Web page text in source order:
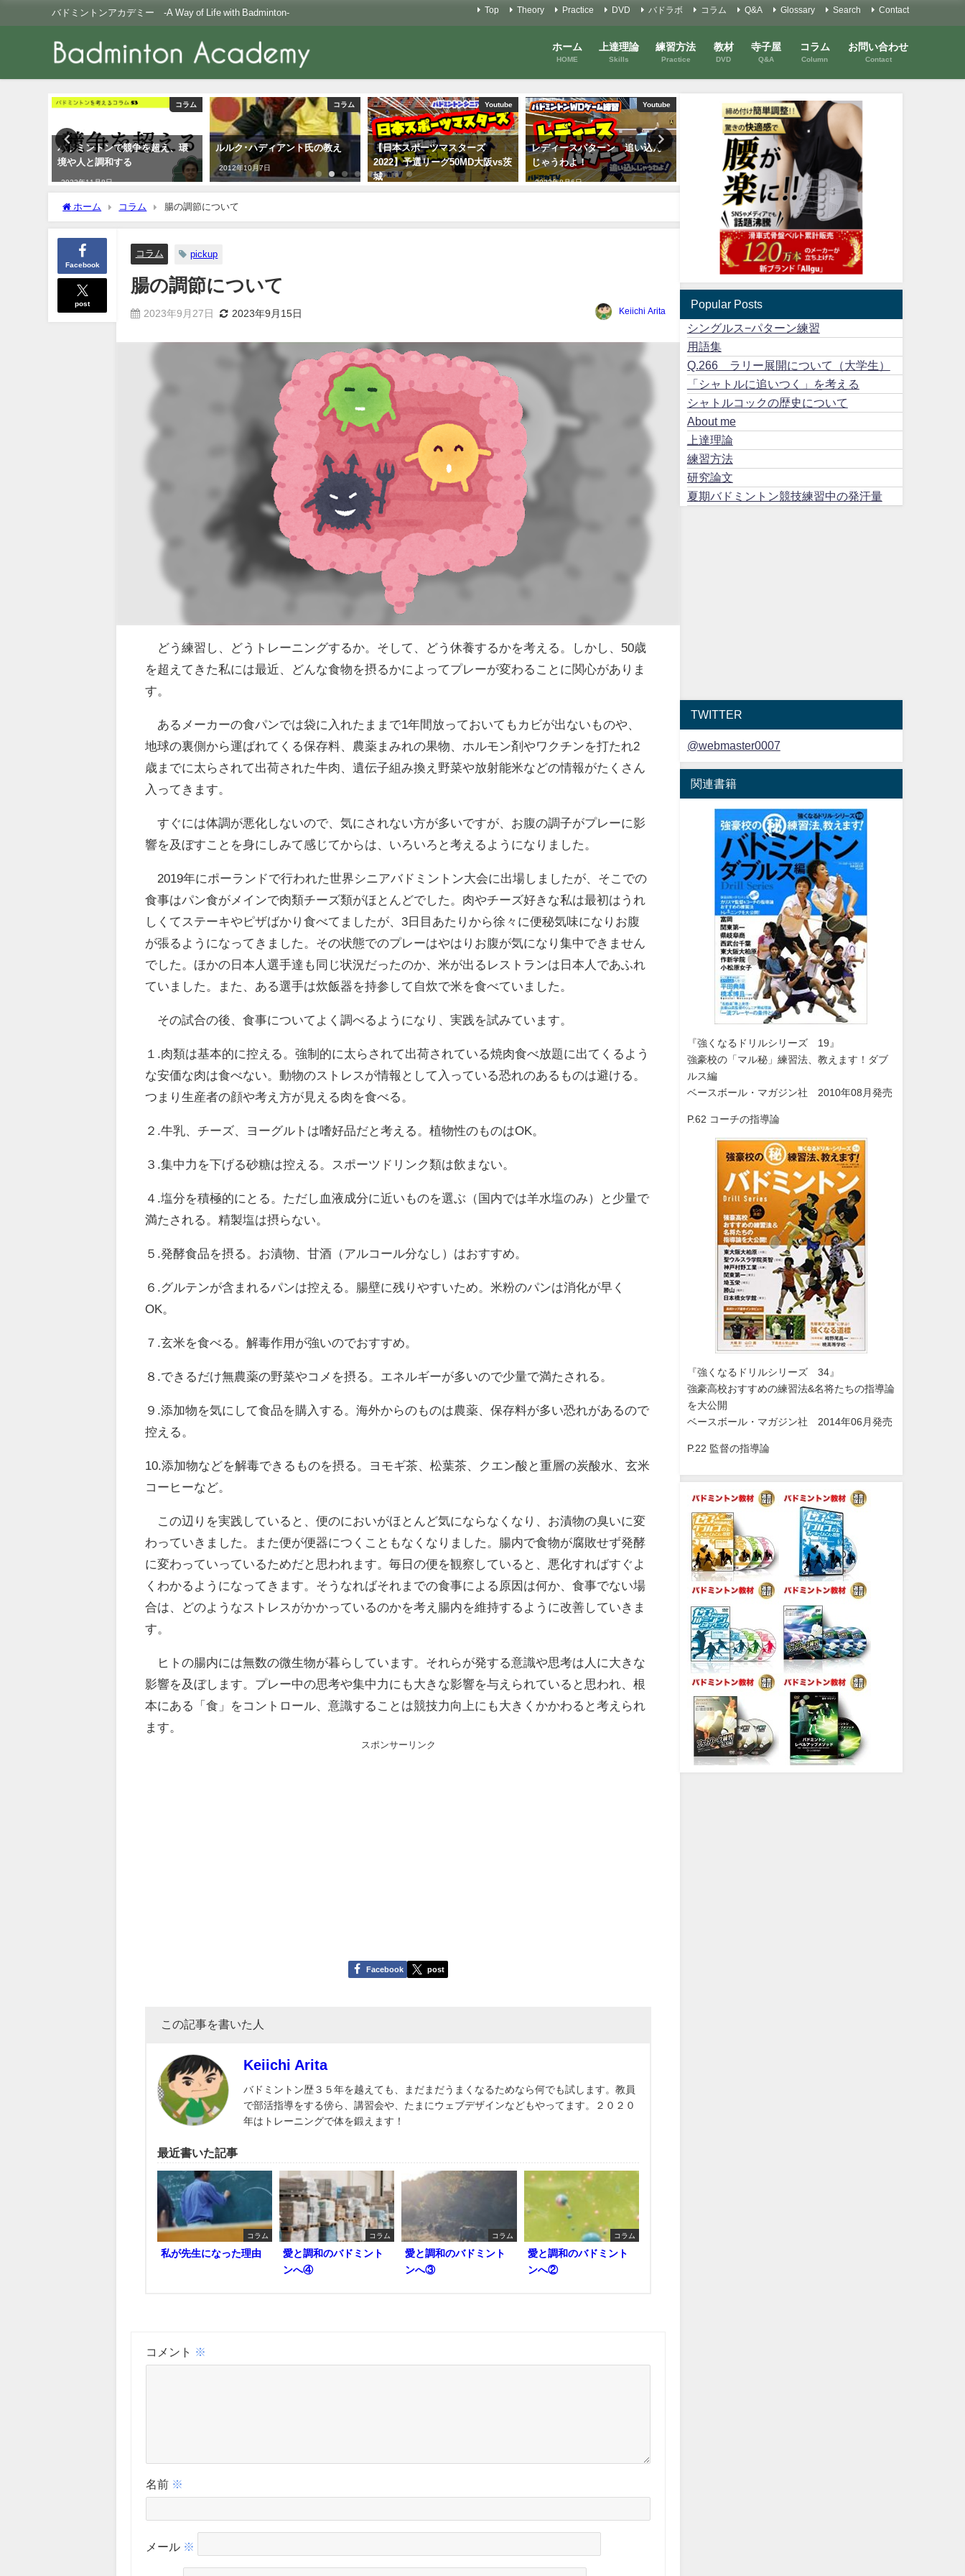
バドミントンアカデミー -A Way of Life with Badminton- Top Theory Practice DVD バドラボ コラム Q&A Glossary Search Contact
ホーム
HOME
上達理論
Skills
練習方法
Practice
教材
DVD
寺子屋
Q&A
コラム
Column
お問い合わせ
Contact
コラム
バドミントンで競争を超え、環
境や人と調和する
2022年11月8日
コラム
ルルク･ハディアント氏の教え
2012年10月7日
Youtube
【日本スポーツマスターズ
2022】予選リーグ50MD大阪vs茨
城
Youtube
レディースパターン 追い込ん
じゃうわよ！
2022年8月6日
Youtube
初心者講習会#6 アンダーハンド
を極めよう！
2021年12月20日
初心者講習会#1 スイングの
本！
2021年8月10日
ホーム コラム 腸の調節について
Facebook
post
コラム pickup
腸の調節について
2023年9月27日 2023年9月15日 Keiichi Arita
どう練習し、どうトレーニングするか。そして、どう休養するかを考える。しかし、50歳
を超えてきた私には最近、どんな食物を摂るかによってプレーが変わることに関心がありま
す。
あるメーカーの食パンでは袋に入れたままで1年間放っておいてもカビが出ないものや、
地球の裏側から運ばれてくる保存料、農薬まみれの果物、ホルモン剤やワクチンを打たれ2
歳までに太らされて出荷された牛肉、遺伝子組み換え野菜や放射能米などの情報がたくさん
入ってきます。
すぐには体調が悪化しないので、気にされない方が多いですが、お腹の調子がプレーに影
響を及ぼすことを身にしみて感じてからは、いろいろと考えるようになりました。
2019年にポーランドで行われた世界シニアバドミントン大会に出場しましたが、そこでの
食事はパン食がメインで肉類チーズ類がほとんどでした。肉やチーズ好きな私は最初はうれ
しくてステーキやピザばかり食べてましたが、3日目あたりから徐々に便秘気味になりお腹
が張るようになってきました。その状態でのプレーはやはりお腹が気になり集中できません
でした。ほかの日本人選手達も同じ状況だったのか、米が出るレストランは日本人であふれ
ていました。また、ある選手は炊飯器を持参して自炊で米を食べていました。
その試合の後、食事についてよく調べるようになり、実践を試みています。
１.肉類は基本的に控える。強制的に太らされて出荷されている焼肉食べ放題に出てくるよう
な安価な肉は食べない。動物のストレスが情報として入っている恐れのあるものは避ける。
つまり生産者の顔や考え方が見える肉を食べる。
２.牛乳、チーズ、ヨーグルトは嗜好品だと考える。植物性のものはOK。
３.集中力を下げる砂糖は控える。スポーツドリンク類は飲まない。
４.塩分を積極的にとる。ただし血液成分に近いものを選ぶ（国内では羊水塩のみ）と少量で
満たされる。精製塩は摂らない。
５.発酵食品を摂る。お漬物、甘酒（アルコール分なし）はおすすめ。
６.グルテンが含まれるパンは控える。腸壁に残りやすいため。米粉のパンは消化が早く
OK。
７.玄米を食べる。解毒作用が強いのでおすすめ。
８.できるだけ無農薬の野菜やコメを摂る。エネルギーが多いので少量で満たされる。
９.添加物を気にして食品を購入する。海外からのものは農薬、保存料が多い恐れがあるので
控える。
10.添加物などを解毒できるものを摂る。ヨモギ茶、松葉茶、クエン酸と重層の炭酸水、玄米
コーヒーなど。
この辺りを実践していると、便のにおいがほとんど気にならなくなり、お漬物の臭いに変
わっていきました。また便が便器につくこともなくなりました。腸内で食物が腐敗せず発酵
に変わっていっているためだと思われます。毎日の便を観察していると、悪化すればすぐよ
くわかるようになってきます。そうなればそれまでの食事による原因は何か、食事でない場
合は、どのようなストレスがかかっているのかを考え腸内を維持するように改善していきま
す。
ヒトの腸内には無数の微生物が暮らしています。それらが発する意識や思考は人に大きな
影響を及ぼします。プレー中の思考や集中力にも大きな影響を与えられていると思われ、根
本にある「食」をコントロール、意識することは競技力向上にも大きくかかわると考えられ
ます。
スポンサーリンク
Facebook post
この記事を書いた人
Keiichi Arita
バドミントン歴３５年を越えても、まだまだうまくなるためなら何でも試します。教員
で部活指導をする傍ら、講習会や、たまにウェブデザインなどもやってます。２０２０
年はトレーニングで体を鍛えます！
最近書いた記事
コラム
私が先生になった理由
コラム
愛と調和のバドミント
ンへ④
コラム
愛と調和のバドミント
ンへ③
コラム
愛と調和のバドミント
ンへ②
コメント ※
名前 ※
メール ※
Popular Posts
シングルス−パターン練習
用語集
Q.266 ラリー展開について（大学生）
「シャトルに追いつく」を考える
シャトルコックの歴史について
About me
上達理論
練習方法
研究論文
夏期バドミントン競技練習中の発汗量
TWITTER
@webmaster0007
関連書籍
『強くなるドリルシリーズ 19』
強豪校の「マル秘」練習法、教えます！ダブ
ルス編
ベースボール・マガジン社 2010年08月発売
P.62 コーチの指導論
『強くなるドリルシリーズ 34』
強豪高校おすすめの練習法&名将たちの指導論
を大公開
ベースボール・マガジン社 2014年06月発売
P.22 監督の指導論